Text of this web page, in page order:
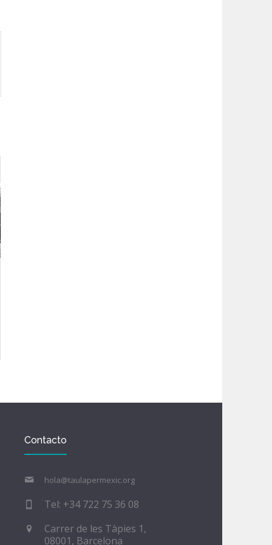
Contacto
hola@taulapermexic.org
Tel: +34 722 75 36 08
Carrer de les Tàpies 1,
08001, Barcelona